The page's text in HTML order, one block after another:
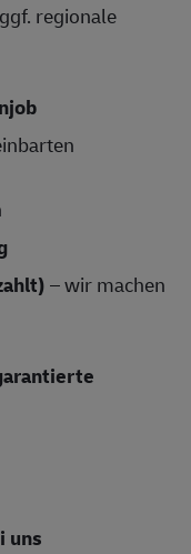
regionale
– wir machen
uns